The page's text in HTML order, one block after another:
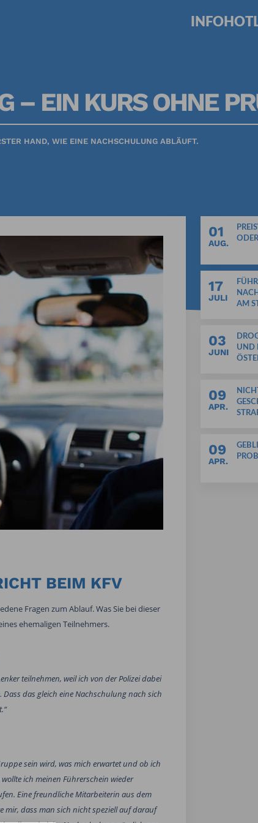
– EIN KURS OHNE
HAND, WIE EINE NACHSCHULUNG ABLÄUFT.
BEIM KFV
Fragen zum Ablauf. Was Sie bei dieser
ehemaligen Teilnehmers.
teilnehmen, weil ich von der Polizei dabei
das gleich eine Nachschulung nach sich
sein wird, was mich erwartet und ob ich
ich meinen Führerschein wieder
Eine freundliche Mitarbeiterin aus dem
mir, dass man sich nicht speziell auf darauf
01
AUG.
AM
17
JULI
UND
03
JUNI
09
APR.
09
APR.